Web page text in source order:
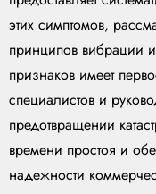
этих симптомов,
принципов вибрации
признаков имеет
специалистов и
предотвращении
времени простоя и
надежности